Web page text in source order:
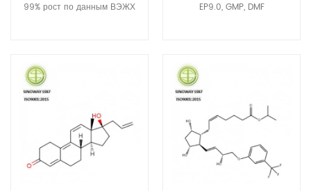
99% рост по данным ВЭЖХ EP9.0, GMP, DMF